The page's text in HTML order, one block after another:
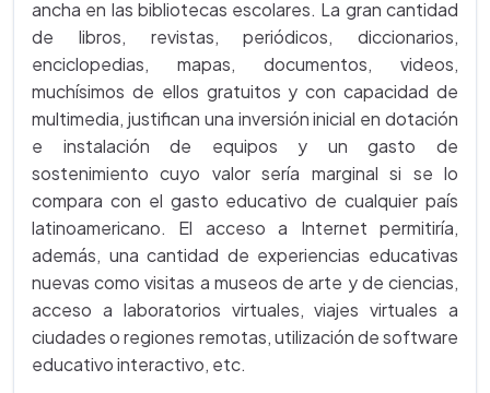
ancha en las bibliotecas escolares. La gran cantidad
de libros, revistas, periódicos, diccionarios,
enciclopedias, mapas, documentos, videos,
muchísimos de ellos gratuitos y con capacidad de
multimedia, justifican una inversión inicial en dotación
e instalación de equipos y un gasto de
sostenimiento cuyo valor sería marginal si se lo
compara con el gasto educativo de cualquier país
latinoamericano. El acceso a Internet permitiría,
además, una cantidad de experiencias educativas
nuevas como visitas a museos de arte y de ciencias,
acceso a laboratorios virtuales, viajes virtuales a
ciudades o regiones remotas, utilización de software
educativo interactivo, etc.